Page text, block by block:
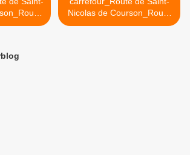
Nicolas de Courson_Route
du Bois des Moines >